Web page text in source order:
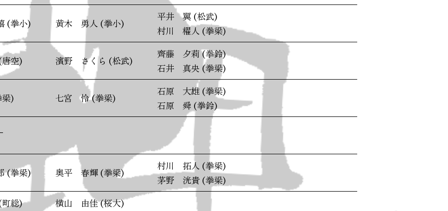
(拳小) 黄木 勇人 (拳小)
平井 翼 (松武)
村川 櫂人 (拳梁)
空) 濱野 さくら (松武)
齊藤 夕莉 (拳鈴)
石井 真央 (拳梁)
) 七宮 怜 (拳梁)
石原 大雄 (拳梁)
石原 舜 (拳鈴)
(拳梁) 奥平 春輝 (拳梁)
村川 拓人 (拳梁)
茅野 洸貴 (拳梁)
総) 横山 由佳 (桜大)